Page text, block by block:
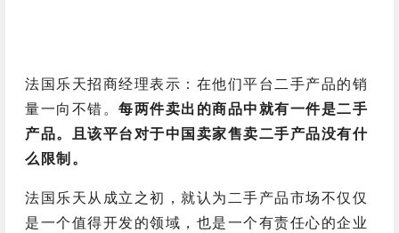
法国乐天招商经理表示：在他们平台二手产品的销
量一向不错。 每两件卖出的商品中就有一件是二手
产品。且该平台对于中国卖家售卖二手产品没有什
么限制。
法国乐天从成立之初，就认为二手产品市场不仅仅
是一个值得开发的领域，也是一个有责任心的企业